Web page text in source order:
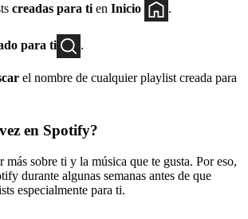
creadas para ti en Inicio .
para ti .
el nombre de cualquier playlist creada para
en Spotify?
más sobre ti y la música que te gusta. Por eso,
durante algunas semanas antes de que
especialmente para ti.